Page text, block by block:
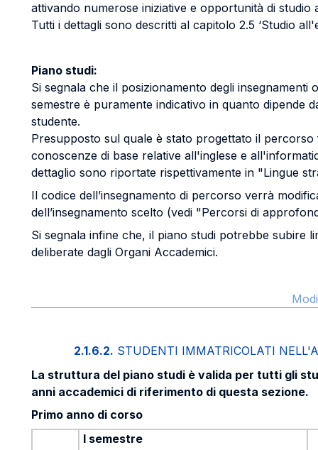
attivando numerose iniziative e opportunità di studio
Tutti i dettagli sono descritti al capitolo 2.5 ‘Studio
Piano studi:
Si segnala che il posizionamento degli insegnamenti
semestre è puramente indicativo in quanto dipende
studente.
Presupposto sul quale è stato progettato il
conoscenze di base relative all'inglese e
dettaglio sono riportate rispettivamente in "Lingue
Il codice dell’insegnamento di percorso verrà
dell’insegnamento scelto (vedi "Percorsi di
Si segnala infine che, il piano studi potrebbe subire
deliberate dagli Organi Accademici.
2.1.6.2. STUDENTI IMMATRICOLATI
La struttura del piano studi è valida per tutti gli
anni accademici di riferimento di questa sezione.
Primo anno di corso
I semestre